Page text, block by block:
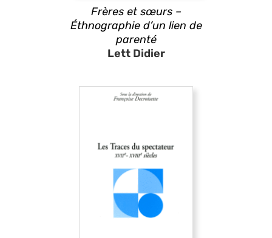
Frères et sœurs –
Éthnographie d’un lien de
parenté
Lett Didier